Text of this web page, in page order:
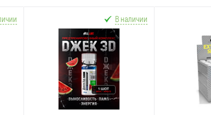
В наличии